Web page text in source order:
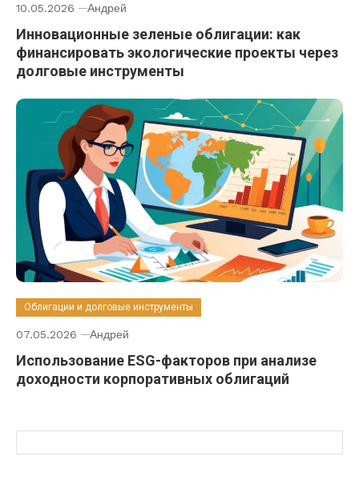
10.05.2026 Андрей
Инновационные зеленые облигации: как
финансировать экологические проекты через
долговые инструменты
Облигации и долговые инструменты
07.05.2026 Андрей
Использование ESG-факторов при анализе
доходности корпоративных облигаций